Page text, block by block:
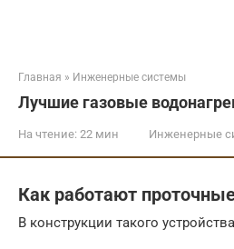
Главная » Инженерные системы
Лучшие газовые
На чтение: 22 мин Инженерные
Как работают
В конструкции такого